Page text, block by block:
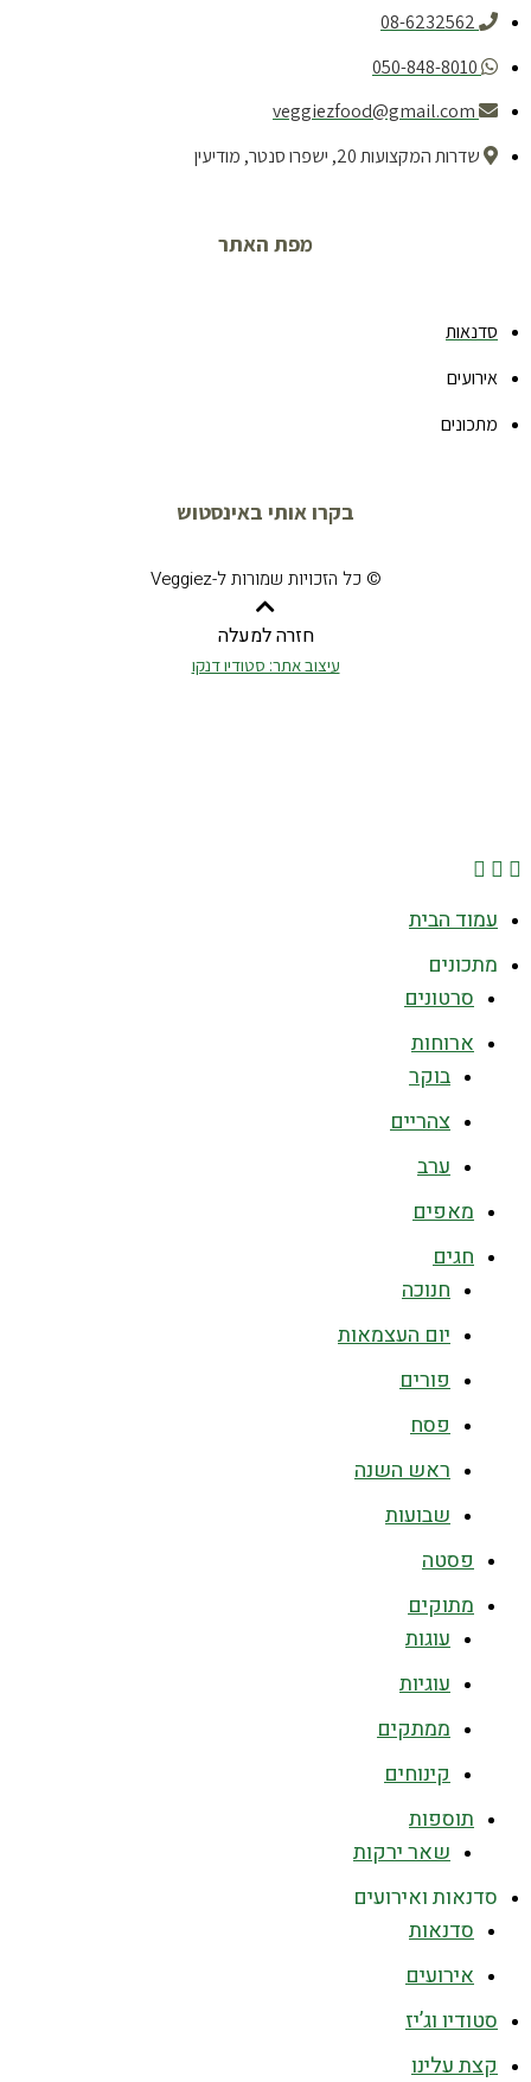
08-6232562
050-848-8010
veggiezfood@gmail.com
שדרות המקצועות 20, ישפרו סנטר, מודיעין
מפת האתר
סדנאות
אירועים
מתכונים
בקרו אותי באינסטוש
© כל הזכויות שמורות ל-Veggiez
חזרה למעלה
עיצוב אתר: סטודיו דנקו
עמוד הבית
מתכונים
סרטונים
ארוחות
בוקר
צהריים
ערב
מאפים
חגים
חנוכה
יום העצמאות
פורים
פסח
ראש השנה
שבועות
פסטה
מתוקים
עוגות
עוגיות
ממתקים
קינוחים
תוספות
שאר ירקות
סדנאות ואירועים
סדנאות
אירועים
סטודיו וג’יז
קצת עלינו